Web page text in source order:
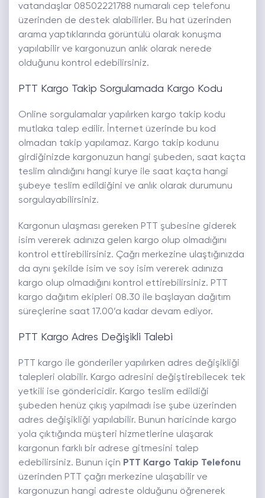
vatandaşlar 08502221788 numaralı cep telefonu
üzerinden de destek alabilirler. Bu hat üzerinden
arama yaptıklarında görüntülü olarak konuşma
yapılabilir ve kargonuzun anlık olarak nerede
olduğunu kontrol edebilirsiniz.
PTT Kargo Takip Sorgulamada Kargo Kodu
Online sorgulamalar yapılırken kargo takip kodu
mutlaka talep edilir. İnternet üzerinde bu kod
olmadan takip yapılamaz. Kargo takip kodunu
girdiğinizde kargonuzun hangi şubeden, saat kaçta
teslim alındığını hangi kurye ile saat kaçta hangi
şubeye teslim edildiğini ve anlık olarak durumunu
sorgulayabilirsiniz.
Kargonun ulaşması gereken PTT şubesine giderek
isim vererek adınıza gelen kargo olup olmadığını
kontrol ettirebilirsiniz. Çağrı merkezine ulaştığınızda
da aynı şekilde isim ve soy isim vererek adınıza
kargo olup olmadığını kontrol ettirebilirsiniz. PTT
kargo dağıtım ekipleri 08.30 ile başlayan dağıtım
süreçlerine saat 17.00’a kadar devam ediyor.
PTT Kargo Adres Değişikli Talebi
PTT kargo ile gönderiler yapılırken adres değişikliği
talepleri olabilir. Kargo adresini değiştirebilecek tek
yetkili ise göndericidir. Kargo teslim edildiği
şubeden henüz çıkış yapılmadı ise şube üzerinden
adres değişikliği yapılabilir. Bunun haricinde kargo
yola çıktığında müşteri hizmetlerine ulaşarak
kargonun farklı bir adrese gitmesini talep
edebilirsiniz. Bunun için PTT Kargo Takip Telefonu
üzerinden PTT çağrı merkezine ulaşabilir ve
kargonuzun hangi adreste olduğunu öğrenerek